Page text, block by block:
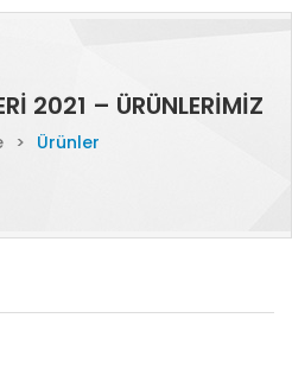
2021 – ÜRÜNLERIMIZ
> Ürünler